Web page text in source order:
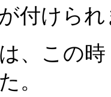
付けら
、この
。